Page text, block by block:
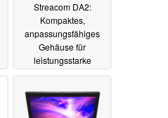
Streacom DA2:
Kompaktes,
anpassungsfähiges
Gehäuse für
leistungsstarke